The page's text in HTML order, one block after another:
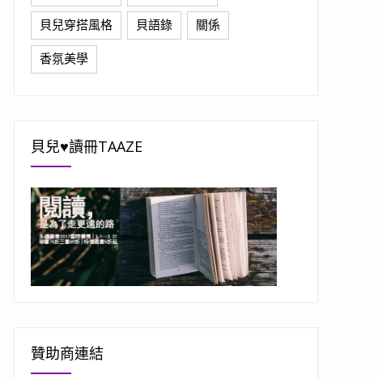
貝兒穿搭風格 貝語錄 關係
香氛美學
貝兒♥讀冊TAAZE
贊助商連結